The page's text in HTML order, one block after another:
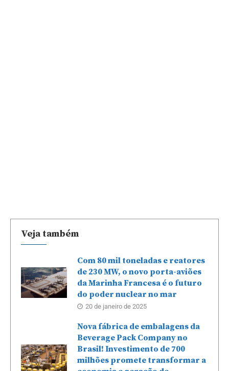
Veja também
Com 80 mil toneladas e reatores
de 230 MW, o novo porta-aviões
da Marinha Francesa é o futuro
do poder nuclear no mar
20 de janeiro de 2025
Nova fábrica de embalagens da
Beverage Pack Company no
Brasil! Investimento de 700
milhões promete transformar a